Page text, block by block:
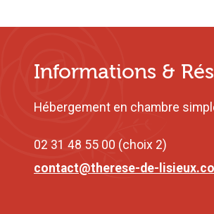
Informations &
Hébergement en chambre
02 31 48 55 00 (choix 2)
contact@therese-de-